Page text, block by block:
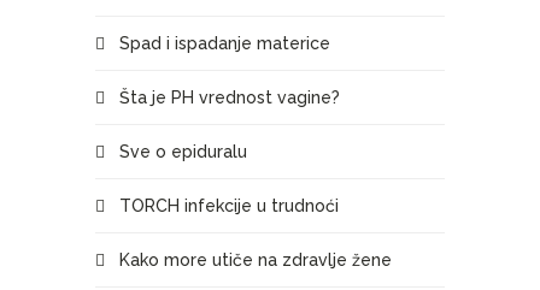
Spad i ispadanje materice
Šta je PH vrednost vagine?
Sve o epiduralu
TORCH infekcije u trudnoći
Kako more utiče na zdravlje žene